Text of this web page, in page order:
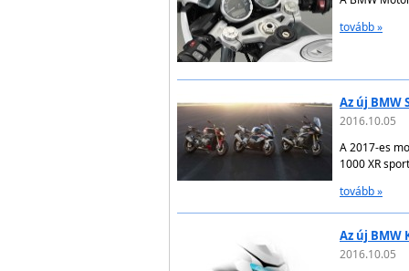
tovább »
Az új BMW
2016.10.05
A 2017-es
1000 XR
tovább »
Az új BMW
2016.10.05